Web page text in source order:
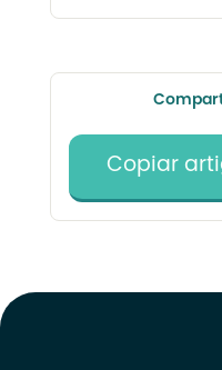
Copiar